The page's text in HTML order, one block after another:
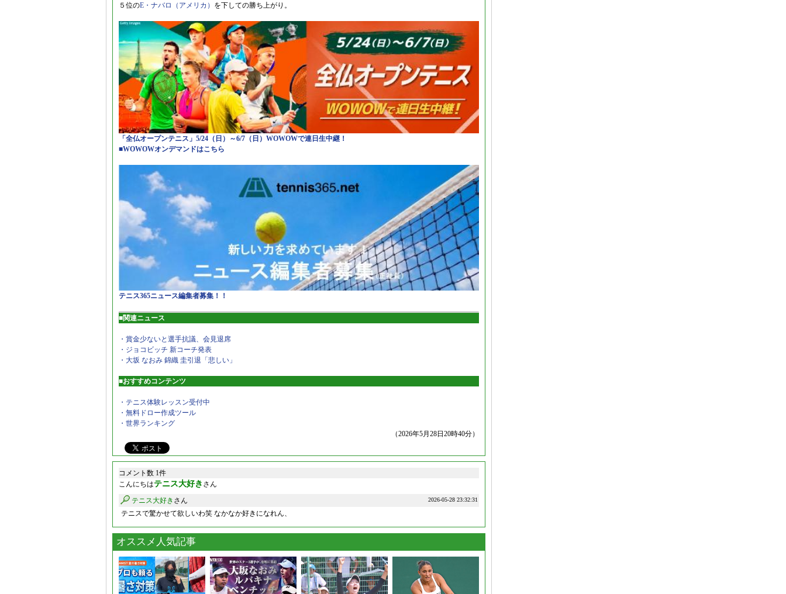
５位のE・ナバロ（アメリカ） を下しての勝ち上がり。
「全仏オープンテニス」5/24（日）～6/7（日）WOWOWで連日生中継！
■WOWOWオンデマンドはこちら
テニス365ニュース編集者募集！！
■関連ニュース
・賞金少ないと選手抗議、会見退席
・ジョコビッチ 新コーチ発表
・大坂 なおみ 錦織 圭引退「悲しい」
■おすすめコンテンツ
・テニス体験レッスン受付中
・無料ドロー作成ツール
・世界ランキング
（2026年5月28日20時40分）
コメント数 1件
こんにちはテニス大好き さん
2026-05-28 23:32:31
テニス大好き さん
テニスで驚かせて欲しいわ笑 なかなか好きになれん、
オススメ人気記事